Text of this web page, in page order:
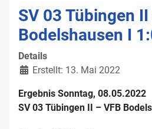
SV 03 Tübingen
Bodelshausen I
Details
Erstellt: 13. Mai 2022
Ergebnis Sonntag, 08.05.2022
SV 03 Tübingen II – VFB